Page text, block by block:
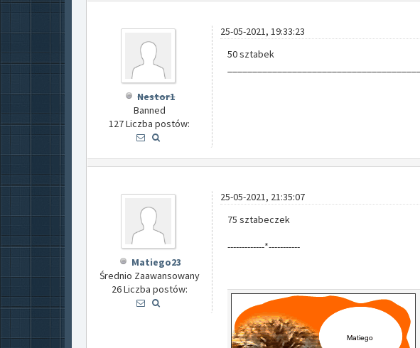
Nestor1
Banned
127 Liczba postów:
25-05-2021, 19:33:23
50 sztabek
Matiego23
Średnio Zaawansowany
26 Liczba postów:
25-05-2021, 21:35:07
75 sztabeczek
-------------*-----------